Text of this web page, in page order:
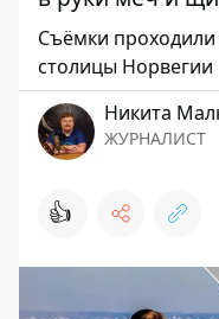
Съёмки
столицы Норвегии
Никита
ЖУРНАЛИСТ
👍